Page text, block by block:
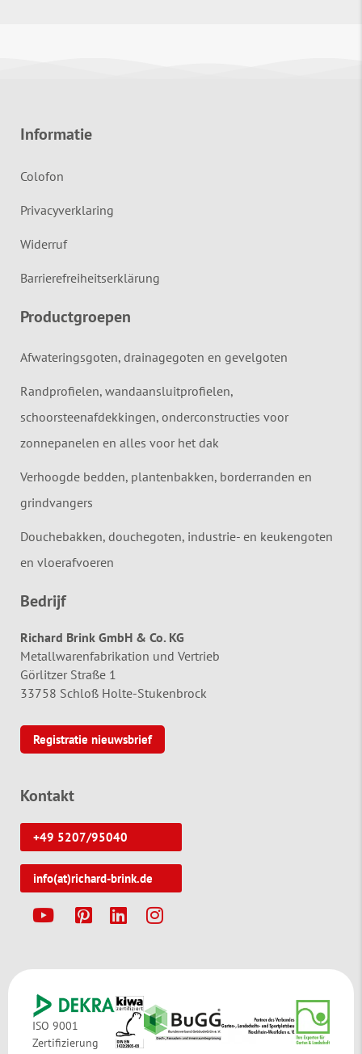
Informatie
Colofon
Privacyverklaring
Widerruf
Barrierefreiheitserklärung
Productgroepen
Afwateringsgoten, drainagegoten en gevelgoten
Randprofielen, wandaansluitprofielen,
schoorsteenafdekkingen, onderconstructies voor
zonnepanelen en alles voor het dak
Verhoogde bedden, plantenbakken, borderranden en
grindvangers
Douchebakken, douchegoten, industrie- en keukengoten
en vloerafvoeren
Bedrijf
Richard Brink GmbH & Co. KG
Metallwarenfabrikation und Vertrieb
Görlitzer Straße 1
33758 Schloß Holte-Stukenbrock
Registratie nieuwsbrief
Kontakt
+49 5207/95040
info(at)richard-brink.de
ISO 9001
Zertifizierung